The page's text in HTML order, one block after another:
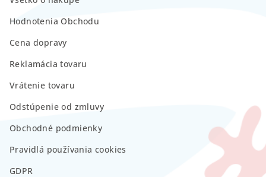
Hodnotenia Obchodu
Cena dopravy
Reklamácia tovaru
Vrátenie tovaru
Odstúpenie od zmluvy
Obchodné podmienky
Pravidlá používania cookies
GDPR